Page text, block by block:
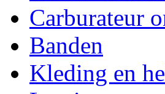
Carburateur
Banden
Kleding en